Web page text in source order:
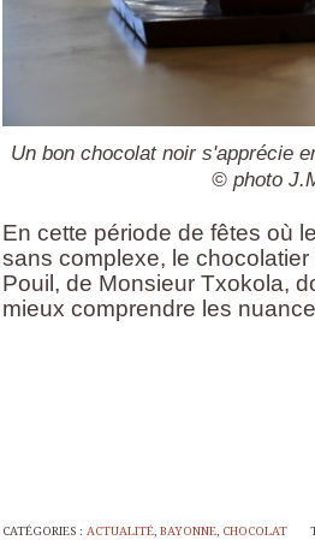
Un bon chocolat noir s'apprécie
© photo
En cette période de fêtes où
sans complexe, le
Pouil, de Monsieur Txokola,
mieux comprendre les
CATÉGORIES : ACTUALITÉ, BAYONNE, CHOCOLAT